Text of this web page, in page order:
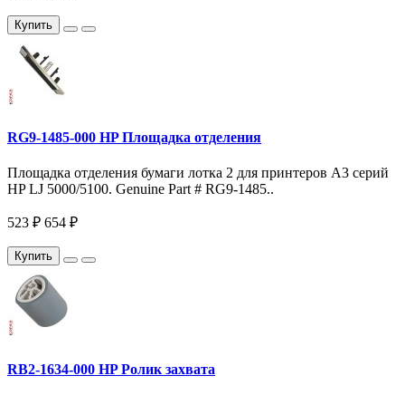
Купить
RG9-1485-000 HP Площадка отделения
Площадка отделения бумаги лотка 2 для принтеров A3 серий
HP LJ 5000/5100. Genuine Part # RG9-1485..
523 ₽ 654 ₽
Купить
RB2-1634-000 HP Ролик захвата